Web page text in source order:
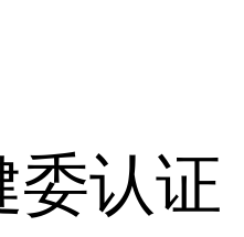
委认证